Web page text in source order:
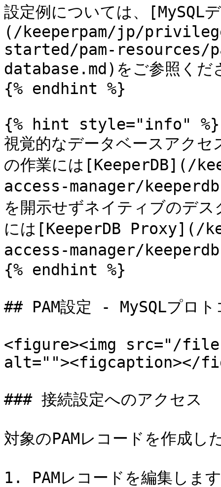
設定例については、[MySQL
(/keeperpam/jp/
started/pam-resources/
database.md)をご参照くだ
{% endhint %}
{% hint style="info" %}
視覚的なデータベースアク
の作業には[KeeperDB](/
access-manager/
を開示せずネイティブのデ
には[KeeperDB
access-manager/
{% endhint %}
## PAM設定 - MySQLプロト
<figure><img src="/files/
alt=""><figcaption></
### 接続設定へのアクセス
対象のPAMレコードを作成し
1. PAMレコードを編集しま